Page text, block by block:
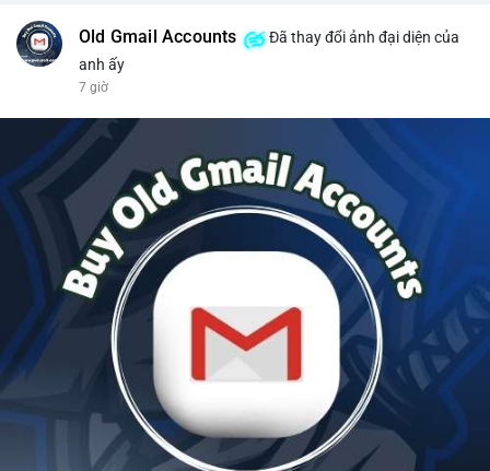
Old Gmail Accounts
Đã thay đổi ảnh đại diện của
anh ấy
7 giờ